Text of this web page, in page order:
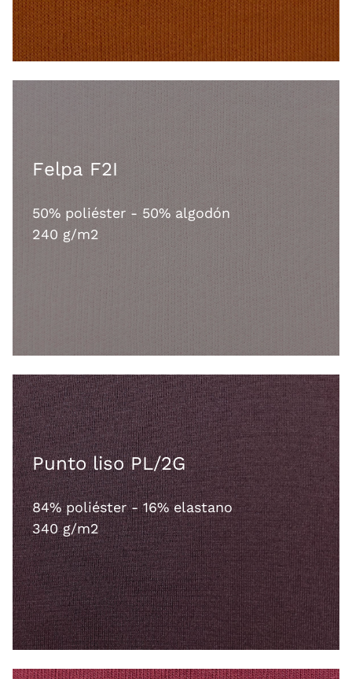
Felpa F2I
50% poliéster - 50% algodón
240 g/m2
Punto liso PL/2G
84% poliéster - 16% elastano
340 g/m2